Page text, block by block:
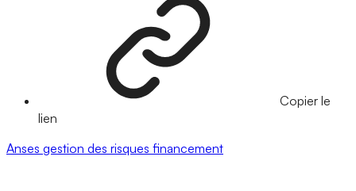
Copier le
lien
Anses gestion des risques financement